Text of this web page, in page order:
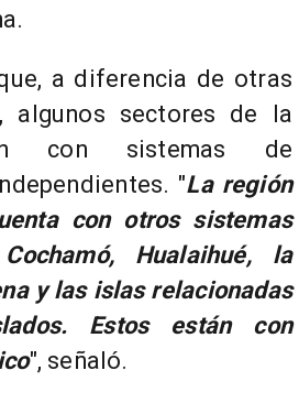
a diferencia de otras
algunos sectores de la
con sistemas de
"La región
con otros sistemas
Hualaihué, la
y las islas relacionadas
Estos están con
", señaló.